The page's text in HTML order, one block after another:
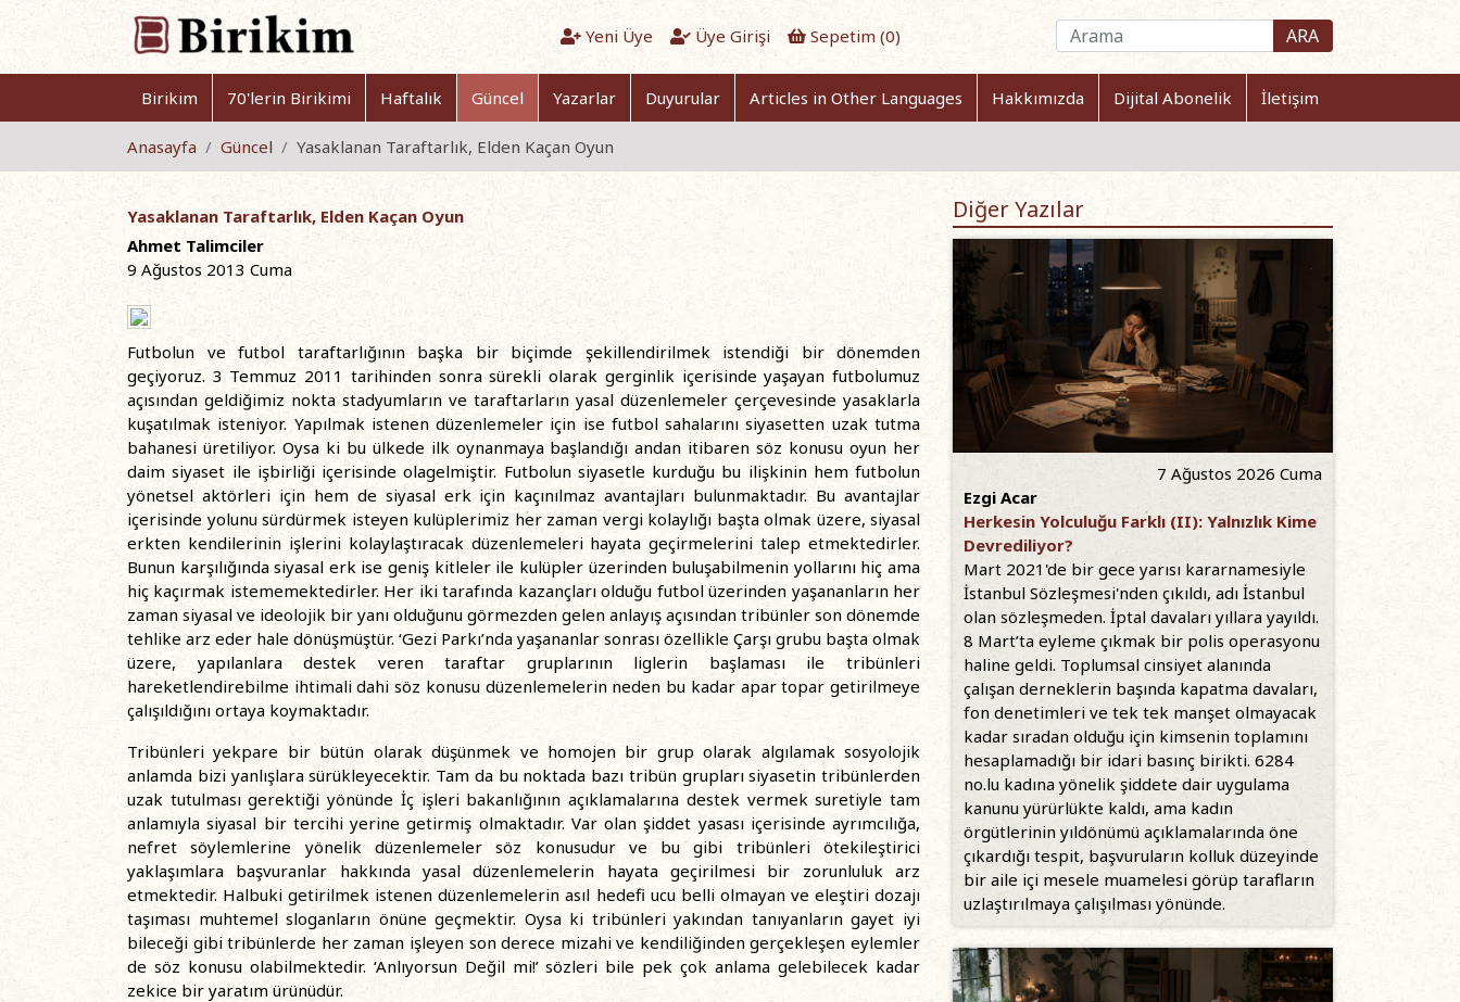
Yeni Üye Üye Girişi Sepetim (0) ARA
Birikim 70'lerin Birikimi Haftalık Güncel Yazarlar Duyurular Articles in Other Languages Hakkımızda Dijital Abonelik İletişim
Anasayfa Güncel Yasaklanan Taraftarlık, Elden Kaçan Oyun
Yasaklanan Taraftarlık, Elden Kaçan Oyun
Ahmet Talimciler
9 Ağustos 2013 Cuma
Futbolun ve futbol taraftarlığının başka bir biçimde şekillendirilmek istendiği bir dönemden
geçiyoruz. 3 Temmuz 2011 tarihinden sonra sürekli olarak gerginlik içerisinde yaşayan futbolumuz
açısından geldiğimiz nokta stadyumların ve taraftarların yasal düzenlemeler çerçevesinde yasaklarla
kuşatılmak isteniyor. Yapılmak istenen düzenlemeler için ise futbol sahalarını siyasetten uzak tutma
bahanesi üretiliyor. Oysa ki bu ülkede ilk oynanmaya başlandığı andan itibaren söz konusu oyun her
daim siyaset ile işbirliği içerisinde olagelmiştir. Futbolun siyasetle kurduğu bu ilişkinin hem futbolun
yönetsel aktörleri için hem de siyasal erk için kaçınılmaz avantajları bulunmaktadır. Bu avantajlar
içerisinde yolunu sürdürmek isteyen kulüplerimiz her zaman vergi kolaylığı başta olmak üzere, siyasal
erkten kendilerinin işlerini kolaylaştıracak düzenlemeleri hayata geçirmelerini talep etmektedirler.
Bunun karşılığında siyasal erk ise geniş kitleler ile kulüpler üzerinden buluşabilmenin yollarını hiç ama
hiç kaçırmak istememektedirler. Her iki tarafında kazançları olduğu futbol üzerinden yaşananların her
zaman siyasal ve ideolojik bir yanı olduğunu görmezden gelen anlayış açısından tribünler son dönemde
tehlike arz eder hale dönüşmüştür. ‘Gezi Parkı’nda yaşananlar sonrası özellikle Çarşı grubu başta olmak
üzere, yapılanlara destek veren taraftar gruplarının liglerin başlaması ile tribünleri
hareketlendirebilme ihtimali dahi söz konusu düzenlemelerin neden bu kadar apar topar getirilmeye
çalışıldığını ortaya koymaktadır.
Tribünleri yekpare bir bütün olarak düşünmek ve homojen bir grup olarak algılamak sosyolojik
anlamda bizi yanlışlara sürükleyecektir. Tam da bu noktada bazı tribün grupları siyasetin tribünlerden
uzak tutulması gerektiği yönünde İç işleri bakanlığının açıklamalarına destek vermek suretiyle tam
anlamıyla siyasal bir tercihi yerine getirmiş olmaktadır. Var olan şiddet yasası içerisinde ayrımcılığa,
nefret söylemlerine yönelik düzenlemeler söz konusudur ve bu gibi tribünleri ötekileştirici
yaklaşımlara başvuranlar hakkında yasal düzenlemelerin hayata geçirilmesi bir zorunluluk arz
etmektedir. Halbuki getirilmek istenen düzenlemelerin asıl hedefi ucu belli olmayan ve eleştiri dozajı
taşıması muhtemel sloganların önüne geçmektir. Oysa ki tribünleri yakından tanıyanların gayet iyi
bileceği gibi tribünlerde her zaman işleyen son derece mizahi ve kendiliğinden gerçekleşen eylemler
de söz konusu olabilmektedir. ‘Anlıyorsun Değil mi!’ sözleri bile pek çok anlama gelebilecek kadar
zekice bir yaratım ürünüdür.
Diğer Yazılar
7 Ağustos 2026 Cuma
Ezgi Acar
Herkesin Yolculuğu Farklı (II): Yalnızlık Kime
Devrediliyor?
Mart 2021'de bir gece yarısı kararnamesiyle
İstanbul Sözleşmesi'nden çıkıldı, adı İstanbul
olan sözleşmeden. İptal davaları yıllara yayıldı.
8 Mart’ta eyleme çıkmak bir polis operasyonu
haline geldi. Toplumsal cinsiyet alanında
çalışan derneklerin başında kapatma davaları,
fon denetimleri ve tek tek manşet olmayacak
kadar sıradan olduğu için kimsenin toplamını
hesaplamadığı bir idari basınç birikti. 6284
no.lu kadına yönelik şiddete dair uygulama
kanunu yürürlükte kaldı, ama kadın
örgütlerinin yıldönümü açıklamalarında öne
çıkardığı tespit, başvuruların kolluk düzeyinde
bir aile içi mesele muamelesi görüp tarafların
uzlaştırılmaya çalışılması yönünde.